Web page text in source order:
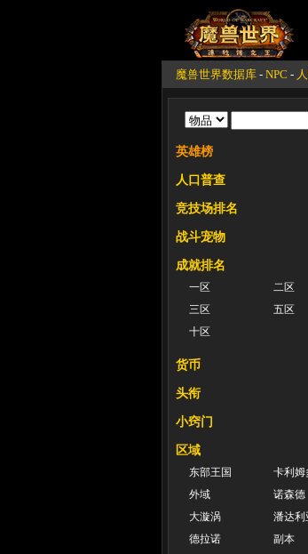
魔兽世界数据库 - NPC -
英雄榜
人口普查
竞技场排名
战斗宠物
成就排名
一区
二区
三区
五区
十区
货币
头衔
小窍门
区域
东部王国
卡利姆
外域
诺森德
大漩涡
潘达利
德拉诺
副本